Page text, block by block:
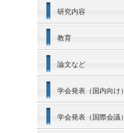
研究内容
教育
論文など
学会発表（国内向け）
学会発表（国際会議）